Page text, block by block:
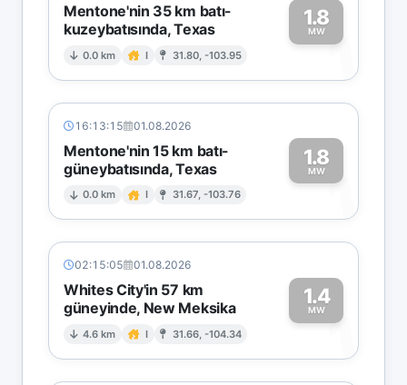
Mentone'nin 35 km batı-
kuzeybatısında, Texas
0.0 km I 31.80, -103.95
1.8
MW1
16:13:15 01.08.2026
Mentone'nin 15 km batı-
güneybatısında, Texas
0.0 km I 31.67, -103.76
1.8
MW1
02:15:05 01.08.2026
Whites City'in 57 km
güneyinde, New Meksika
4.6 km I 31.66, -104.34
1.4
MW1